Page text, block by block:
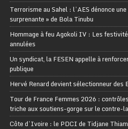
Terrorisme au Sahel : l’AES dénonce
surprenante » de Bola Tinubu
Hommage à feu Agokoli IV : Les
annulées
Un syndicat, la FESEN appelle à
publique
Hervé Renard devient sélectionneur des
Tour de France Femmes 2026 :
triche aux soutiens-gorge sur le contre-
Côte d’Ivoire : le PDCI de Tidjane